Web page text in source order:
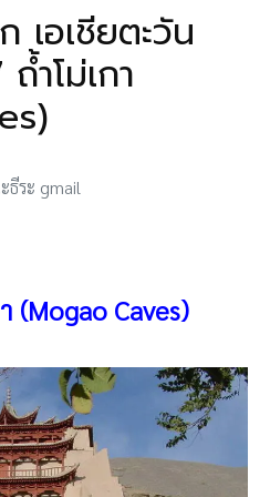
เอเชียตะวัน
ำโม่เกา
ธีระ gmail
(Mogao Caves)